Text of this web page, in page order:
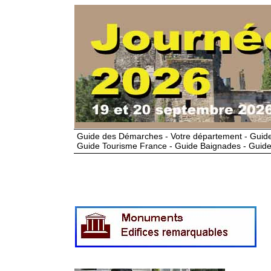
Guide des Démarches - Votre département -
Guide Tourisme France - Guide Baignades -